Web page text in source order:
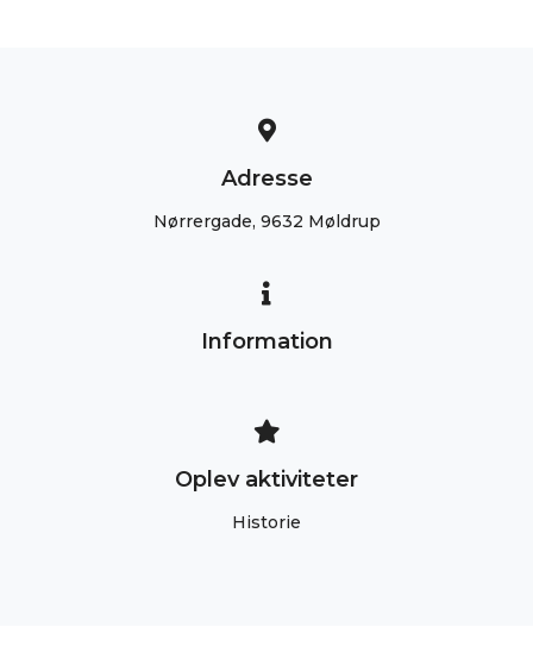
Adresse
Nørrergade, 9632 Møldrup
Information
Oplev aktiviteter
Historie